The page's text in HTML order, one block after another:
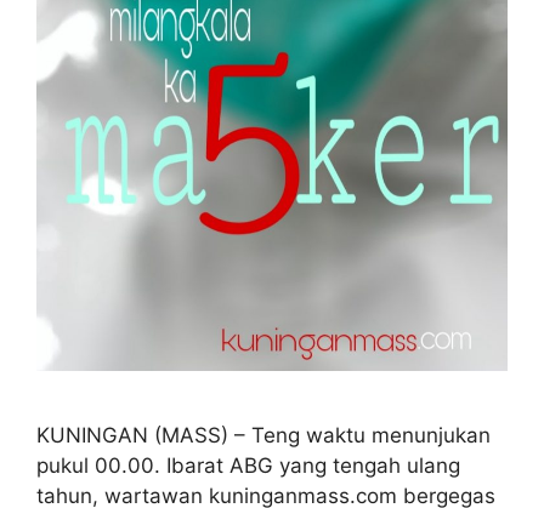
KUNINGAN (MASS) – Teng waktu menunjukan
pukul 00.00. Ibarat ABG yang tengah ulang
tahun, wartawan kuninganmass.com bergegas